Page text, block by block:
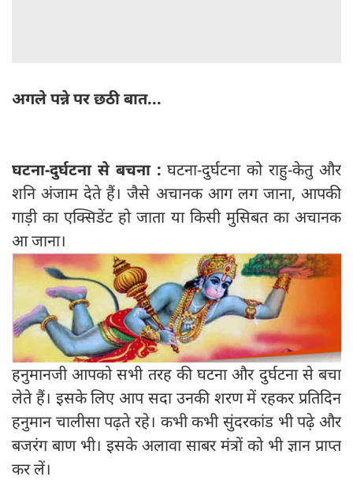
अगले पन्ने पर छठी बात...
घटना-दुर्घटना से बचना :घटना-दुर्घटना को राहु-केतु और
शनि अंजाम देते हैं। जैसे अचानक आग लग जाना, आपकी
गाड़ी का एक्सिडेंट हो जाता या किसी मुसिबत का अचानक
आ जाना।
हनुमानजी आपको सभी तरह की घटना और दुर्घटना से बचा
लेते हैं। इसके लिए आप सदा उनकी शरण में रहकर प्रतिदिन
हनुमान चालीसा पढ़ते रहे। कभी कभी सुंदरकांड भी पढ़े और
बजरंग बाण भी। इसके अलावा साबर मंत्रों को भी ज्ञान प्राप्त
कर लें।